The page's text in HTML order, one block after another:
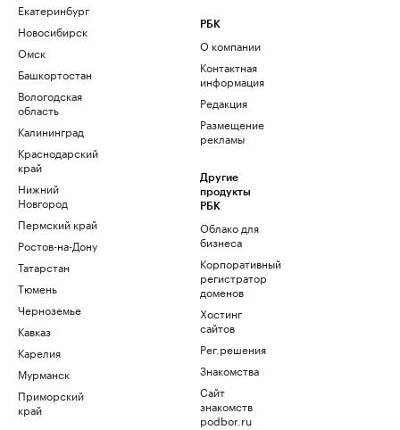
Екатеринбург
Новосибирск
Омск
Башкортостан
Вологодская
область
Калининград
Краснодарский
край
Нижний
Новгород
Пермский край
Ростов-на-Дону
Татарстан
Тюмень
Черноземье
Кавказ
Карелия
Мурманск
Приморский
край
РБК
О компании
Контактная
информация
Редакция
Размещение
рекламы
Другие
продукты
РБК
Облако для
бизнеса
Корпоративный
регистратор
доменов
Хостинг
сайтов
Рег.решения
Знакомства
Сайт
знакомств
podbor.ru